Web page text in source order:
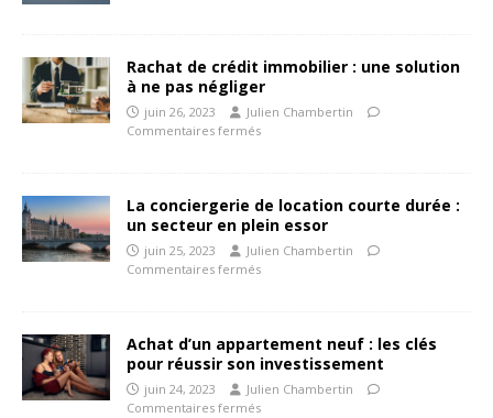
Rachat de crédit immobilier : une solution
à ne pas négliger
juin 26, 2023
Julien Chambertin
Commentaires fermés
La conciergerie de location courte durée :
un secteur en plein essor
juin 25, 2023
Julien Chambertin
Commentaires fermés
Achat d’un appartement neuf : les clés
pour réussir son investissement
juin 24, 2023
Julien Chambertin
Commentaires fermés